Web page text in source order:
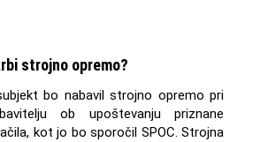
strojno opremo?
bo nabavil strojno opremo pri
ob upoštevanju priznane
kot jo bo sporočil SPOC. Strojna